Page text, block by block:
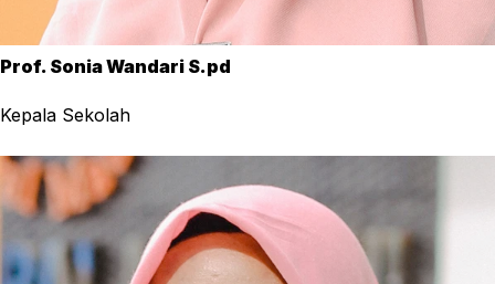
Prof. Sonia Wandari S.pd
Kepala Sekolah